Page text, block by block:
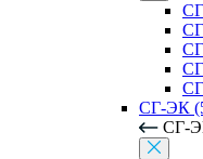
СГ-ЭК
СГ-